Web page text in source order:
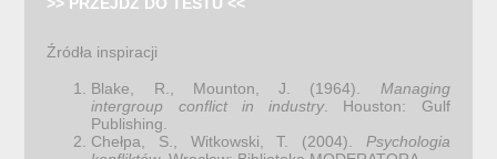
Źródła inspiracji
Blake, R., Mounton, J. (1964). Managing
intergroup conflict in industry. Houston: Gulf
Publishing.
Chełpa, S., Witkowski, T. (2004). Psychologia